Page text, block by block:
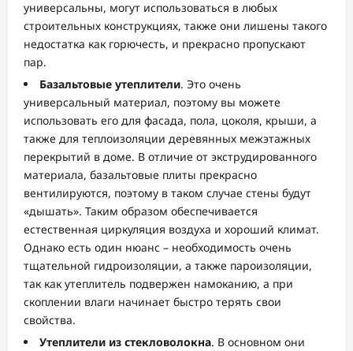
универсальны, могут использоваться в любых
строительных конструкциях, также они лишены такого
недостатка как горючесть, и прекрасно пропускают
пар.
Базальтовые утеплители. Это очень
универсальный материал, поэтому вы можете
использовать его для фасада, пола, цоколя, крыши, а
также для теплоизоляции деревянных межэтажных
перекрытий в доме. В отличие от экструдированного
материала, базальтовые плиты прекрасно
вентилируются, поэтому в таком случае стены будут
«дышать». Таким образом обеспечивается
естественная циркуляция воздуха и хороший климат.
Однако есть один нюанс – необходимость очень
тщательной гидроизоляции, а также пароизоляции,
так как утеплитель подвержен намоканию, а при
скоплении влаги начинает быстро терять свои
свойства.
Утеплители из стекловолокна. В основном они